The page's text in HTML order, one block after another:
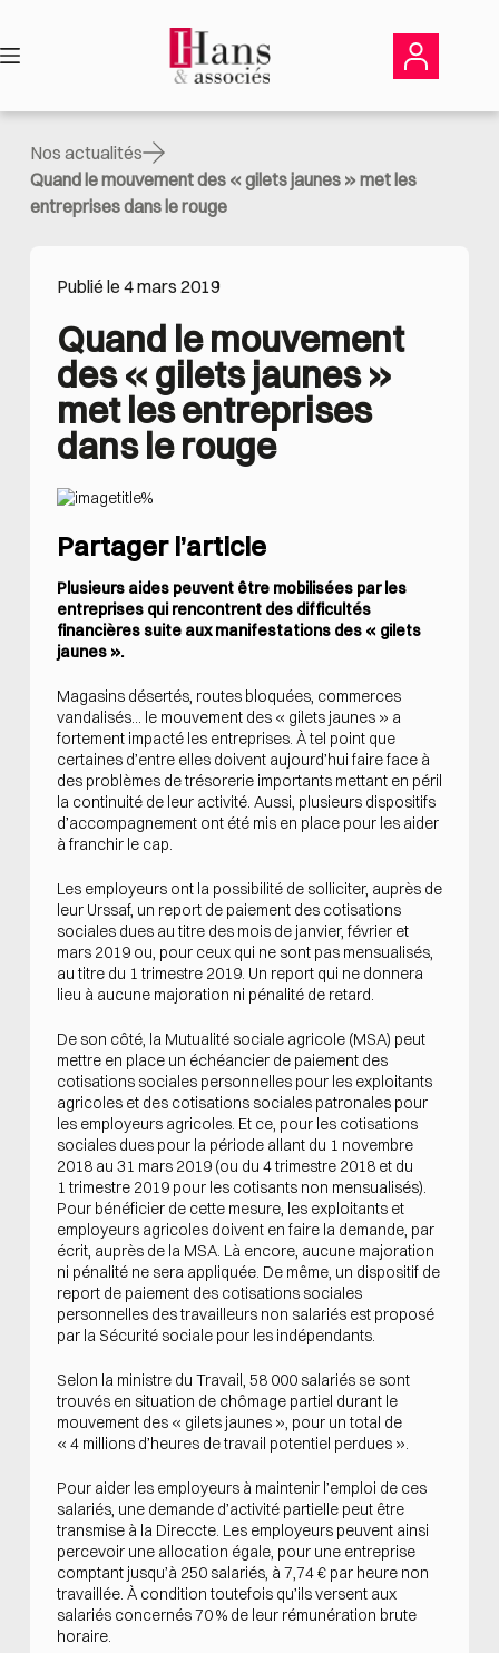
contenu
Nos actualités
Quand le mouvement des « gilets jaunes » met les
entreprises dans le rouge
Publié le 4 mars 2019
Quand le mouvement
des « gilets jaunes »
met les entreprises
dans le rouge
Partager l’article
Plusieurs aides peuvent être mobilisées par les
entreprises qui rencontrent des difficultés
financières suite aux manifestations des « gilets
jaunes ».
Magasins désertés, routes bloquées, commerces
vandalisés… le mouvement des « gilets jaunes » a
fortement impacté les entreprises. À tel point que
certaines d’entre elles doivent aujourd’hui faire face à
des problèmes de trésorerie importants mettant en péril
la continuité de leur activité. Aussi, plusieurs dispositifs
d’accompagnement ont été mis en place pour les aider
à franchir le cap.
Les employeurs ont la possibilité de solliciter, auprès de
leur Urssaf, un report de paiement des cotisations
sociales dues au titre des mois de janvier, février et
mars 2019 ou, pour ceux qui ne sont pas mensualisés,
au titre du 1 trimestre 2019. Un report qui ne donnera
lieu à aucune majoration ni pénalité de retard.
De son côté, la Mutualité sociale agricole (MSA) peut
mettre en place un échéancier de paiement des
cotisations sociales personnelles pour les exploitants
agricoles et des cotisations sociales patronales pour
les employeurs agricoles. Et ce, pour les cotisations
sociales dues pour la période allant du 1 novembre
2018 au 31 mars 2019 (ou du 4 trimestre 2018 et du
1 trimestre 2019 pour les cotisants non mensualisés).
Pour bénéficier de cette mesure, les exploitants et
employeurs agricoles doivent en faire la demande, par
écrit, auprès de la MSA. Là encore, aucune majoration
ni pénalité ne sera appliquée. De même, un dispositif de
report de paiement des cotisations sociales
personnelles des travailleurs non salariés est proposé
par la Sécurité sociale pour les indépendants.
Selon la ministre du Travail, 58 000 salariés se sont
trouvés en situation de chômage partiel durant le
mouvement des « gilets jaunes », pour un total de
« 4 millions d’heures de travail potentiel perdues ».
Pour aider les employeurs à maintenir l’emploi de ces
salariés, une demande d’activité partielle peut être
transmise à la Direccte. Les employeurs peuvent ainsi
percevoir une allocation égale, pour une entreprise
comptant jusqu’à 250 salariés, à 7,74 € par heure non
travaillée. À condition toutefois qu’ils versent aux
salariés concernés 70 % de leur rémunération brute
horaire.